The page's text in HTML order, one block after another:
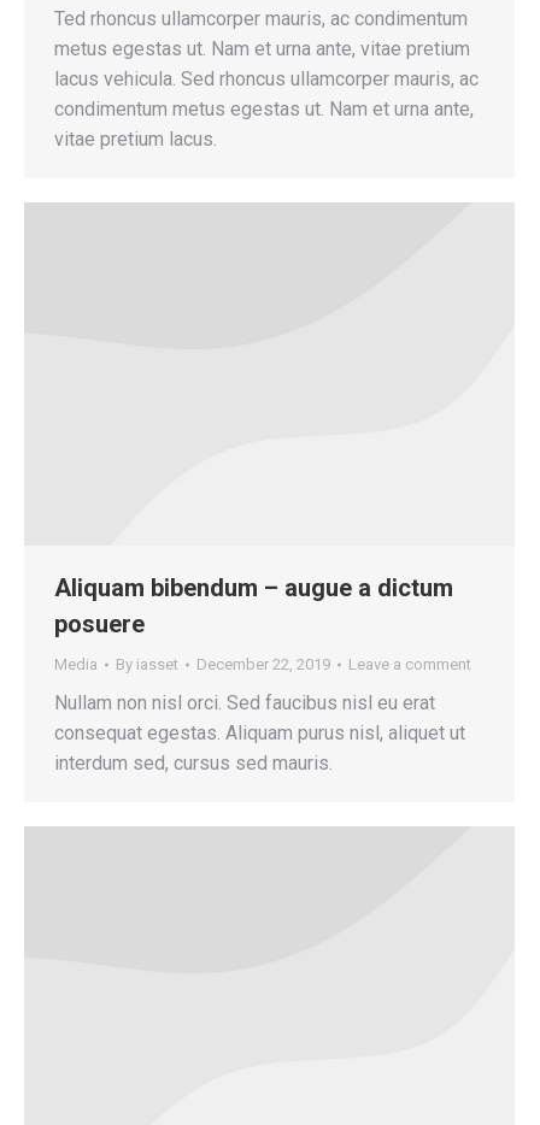
Ted rhoncus ullamcorper mauris, ac condimentum
metus egestas ut. Nam et urna ante, vitae pretium
lacus vehicula. Sed rhoncus ullamcorper mauris, ac
condimentum metus egestas ut. Nam et urna ante,
vitae pretium lacus.
Aliquam bibendum – augue a dictum
posuere
Media By iasset December 22, 2019 Leave a comment
Nullam non nisl orci. Sed faucibus nisl eu erat
consequat egestas. Aliquam purus nisl, aliquet ut
interdum sed, cursus sed mauris.